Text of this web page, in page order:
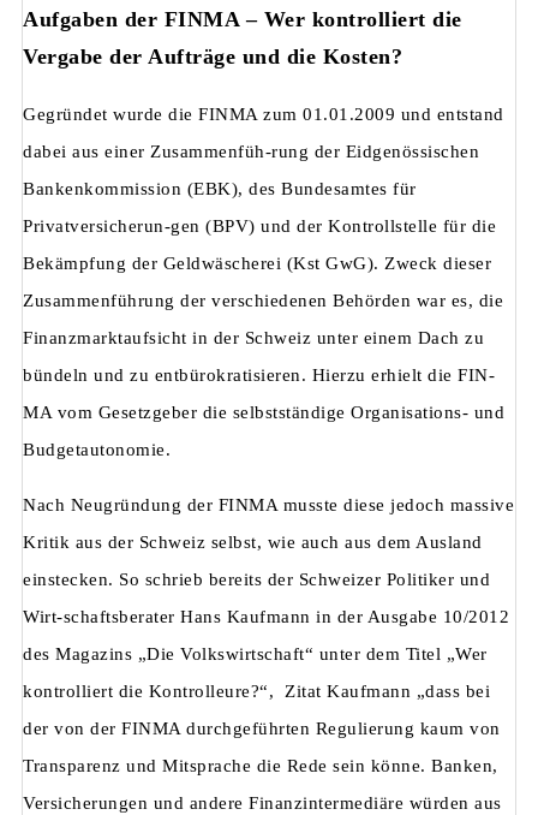
Aufgaben der FINMA – Wer kontrolliert die
Vergabe der Aufträge und die Kosten?
Gegründet wurde die FINMA zum 01.01.2009 und entstand
dabei aus einer Zusammenfüh-rung der Eidgenössischen
Bankenkommission (EBK), des Bundesamtes für
Privatversicherun-gen (BPV) und der Kontrollstelle für die
Bekämpfung der Geldwäscherei (Kst GwG). Zweck dieser
Zusammenführung der verschiedenen Behörden war es, die
Finanzmarktaufsicht in der Schweiz unter einem Dach zu
bündeln und zu entbürokratisieren. Hierzu erhielt die FIN-
MA vom Gesetzgeber die selbstständige Organisations- und
Budgetautonomie.
Nach Neugründung der FINMA musste diese jedoch massive
Kritik aus der Schweiz selbst, wie auch aus dem Ausland
einstecken. So schrieb bereits der Schweizer Politiker und
Wirt-schaftsberater Hans Kaufmann in der Ausgabe 10/2012
des Magazins „Die Volkswirtschaft“ unter dem Titel „Wer
kontrolliert die Kontrolleure?“, Zitat Kaufmann „dass bei
der von der FINMA durchgeführten Regulierung kaum von
Transparenz und Mitsprache die Rede sein könne. Banken,
Versicherungen und andere Finanzintermediäre würden aus